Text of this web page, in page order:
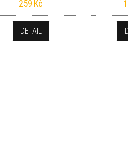
259 Kč
DETAIL